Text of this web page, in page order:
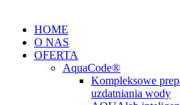
HOME
O NAS
OFERTA
AquaCode®
Kompleksowe
uzdatniania wody